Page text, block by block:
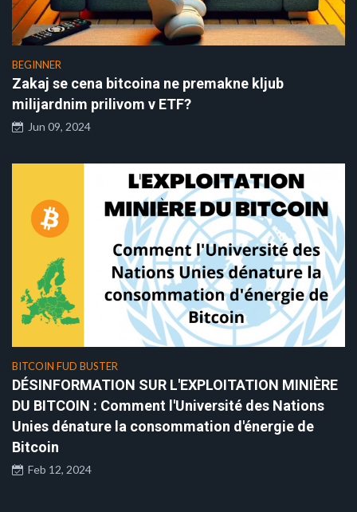
BEGINNER
Zakaj se cena bitcoina ne premakne kljub
milijardnim prilivom v ETF?
Jun 09, 2024
BITCOIN FUD BUSTER
DÉSINFORMATION SUR L'EXPLOITATION MINIÈRE
DU BITCOIN : Comment l'Université des Nations
Unies dénature la consommation d'énergie de
Bitcoin
Feb 12, 2024